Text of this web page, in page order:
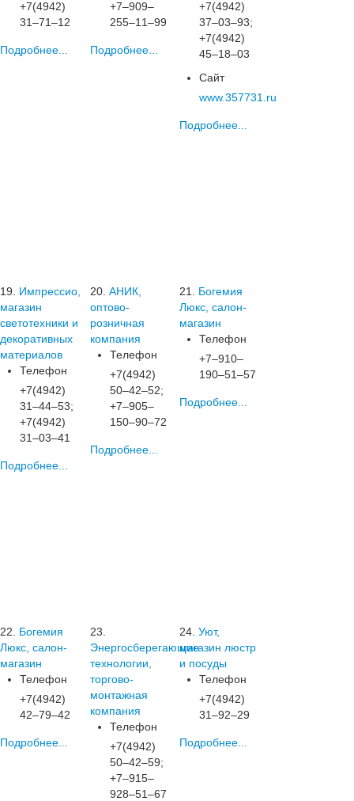
+7(4942)
31‒71‒12
Подробнее...
+7‒909‒
255‒11‒99
Подробнее...
+7(4942)
37‒03‒93;
+7(4942)
45‒18‒03
Сайт
www.357731.ru
Подробнее...
19.
Импрессио,
магазин
светотехники и
декоративных
материалов
Телефон
+7(4942)
31‒44‒53;
+7(4942)
31‒03‒41
Подробнее...
20. АНИК,
оптово-
розничная
компания
Телефон
+7(4942)
50‒42‒52;
+7‒905‒
150‒90‒72
Подробнее...
21.
Богемия
Люкс, салон-
магазин
Телефон
+7‒910‒
190‒51‒57
Подробнее...
22.
Богемия
Люкс, салон-
магазин
Телефон
+7(4942)
42‒79‒42
Подробнее...
23.
Энергосберегающие
технологии,
торгово-
монтажная
компания
Телефон
+7(4942)
50‒42‒59;
+7‒915‒
928‒51‒67
24. Уют,
магазин люстр
и посуды
Телефон
+7(4942)
31‒92‒29
Подробнее...